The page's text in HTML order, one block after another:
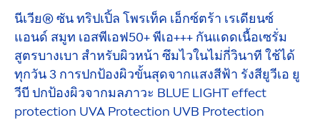
นีเวีย® ซัน ทริปเปิ้ล โพรเท็ค เอ็กซ์ตร้า เรเดียนซ์
แอนด์ สมูท เอสพีเอฟ50+ พีเอ+++ กันแดดเนื้อเซรั่ม
สูตรบางเบา สำหรับผิวหน้า ซึมไวในไม่กี่วินาที ใช้ได้
ทุกวัน 3 การปกป้องผิวขั้นสุดจากแสงสีฟ้า รังสียูวีเอ ยู
วีบี ปกป้องผิวจากมลภาวะ BLUE LIGHT effect
protection UVA Protection UVB Protection